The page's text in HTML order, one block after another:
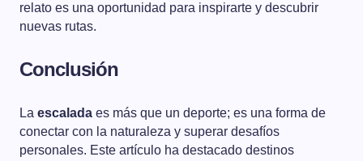
relato es una oportunidad para inspirarte y descubrir
nuevas rutas.
Conclusión
La escalada es más que un deporte; es una forma de
conectar con la naturaleza y superar desafíos
personales. Este artículo ha destacado destinos